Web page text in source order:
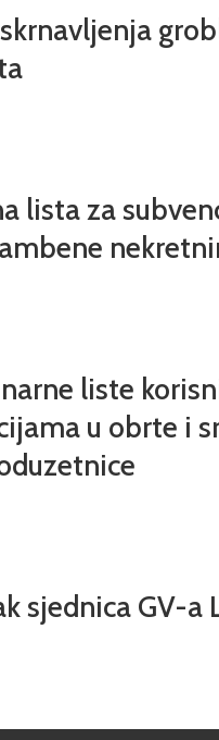
lista za
liste
u obrte i
sjednica GV-a